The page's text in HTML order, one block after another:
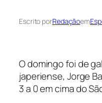
Escrito porRedaçãoem
O domingo foi de
japeriense, Jorge
3 a 0 em cima do